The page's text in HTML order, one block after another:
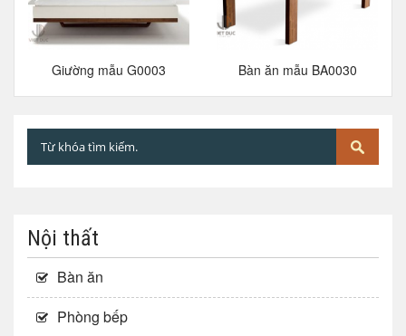
Giường mẫu G0003 Bàn ăn mẫu BA0030
Nội thất
Bàn ăn
Phòng bếp